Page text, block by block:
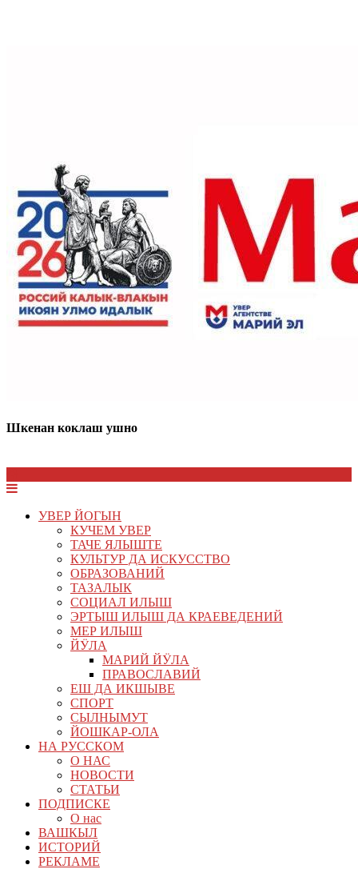
Шкенан коклаш ушно
УВЕР ЙОГЫН
КУЧЕМ УВЕР
ТАЧЕ ЯЛЫШТЕ
КУЛЬТУР ДА ИСКУССТВО
ОБРАЗОВАНИЙ
ТАЗАЛЫК
СОЦИАЛ ИЛЫШ
ЭРТЫШ ИЛЫШ ДА КРАЕВЕДЕНИЙ
МЕР ИЛЫШ
ЙӰЛА
МАРИЙ ЙӰЛА
ПРАВОСЛАВИЙ
ЕШ ДА ИКШЫВЕ
СПОРТ
СЫЛНЫМУТ
ЙОШКАР-ОЛА
НА РУССКОМ
О НАС
НОВОСТИ
СТАТЬИ
ПОДПИСКЕ
О нас
ВАШКЫЛ
ИСТОРИЙ
РЕКЛАМЕ